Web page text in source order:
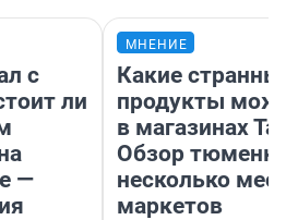
с
ли
—
МНЕНИЕ
Какие
продукты
в магазинах
Обзор
несколько
маркетов